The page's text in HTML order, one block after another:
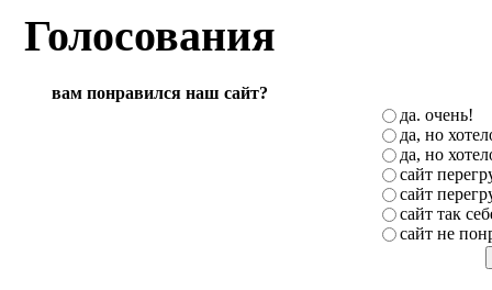
Голосования
вам понравился наш сайт?
да. очень!
да, но
да, но
сайт
сайт
сайт так
сайт не